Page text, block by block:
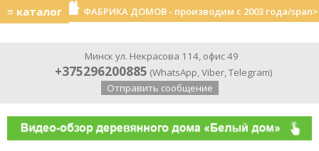
≡ каталог ФАБРИКА ДОМОВ - производим с 2003 года/span>
Минск ул. Некрасова 114, офис 49
+375296200885 (WhatsApp,Viber,Telegram)
Отправить сообщение